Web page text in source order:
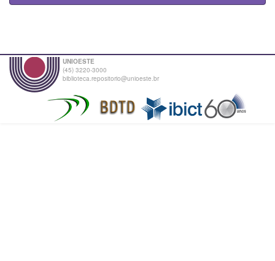
UNIOESTE
(45) 3220-3000
biblioteca.repositorio@unioeste.br